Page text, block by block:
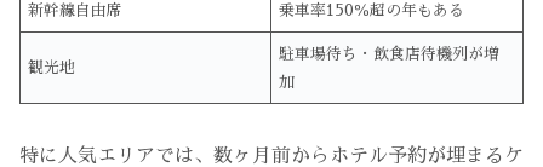
新幹線自由席 乗車率150％超の年もある
観光地
駐車場待ち・飲食店待機列が増
加
特に人気エリアでは、数ヶ月前からホテル予約が埋まるケ